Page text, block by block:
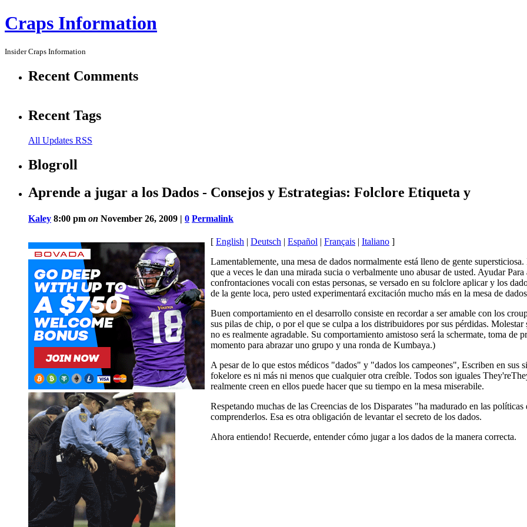
Craps Information
Insider Craps Information
Recent Comments
Recent Tags
All Updates RSS
Blogroll
Aprende a jugar a los Dados - Consejos y Estrategias: Folclore Etiqueta y
Kaley 8:00 pm on November 26, 2009 | 0 Permalink
[ English | Deutsch | Español | Français | Italiano ]
Lamentablemente, una mesa de dados normalmente está lleno de gente
que a veces le dan una mirada sucia o verbalmente uno abusar de usted. Ayudar
confrontaciones vocali con estas personas, se versado en su folclore aplicar y los
de la gente loca, pero usted experimentará excitación mucho más en la mesa de
Buen comportamiento en el desarrollo consiste en recordar a ser amable con los
sus pilas de chip, o por el que se culpa a los distribuidores por sus pérdidas.
no es realmente agradable. Su comportamiento amistoso será la schermate, toma de
momento para abrazar uno grupo y una ronda de Kumbaya.)
A pesar de lo que estos médicos "dados" y "dados los campeones", Escriben en
fokelore es ni más ni menos que cualquier otra creíble. Todos son iguales
realmente creen en ellos puede hacer que su tiempo en la mesa miserabile.
Respetando muchas de las Creencias de los Disparates "ha madurado en las
comprenderlos. Esa es otra obligación de levantar el secreto de los dados.
Ahora entiendo! Recuerde, entender cómo jugar a los dados de la manera correcta.